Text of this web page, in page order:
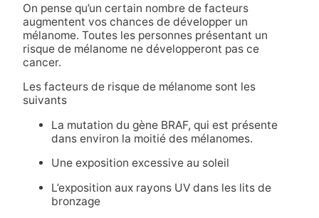
On pense qu’un certain nombre de facteurs
augmentent vos chances de développer un
mélanome. Toutes les personnes présentant un
risque de mélanome ne développeront pas ce
cancer.
Les facteurs de risque de mélanome sont les
suivants
La mutation du gène BRAF, qui est présente
dans environ la moitié des mélanomes.
Une exposition excessive au soleil
L’exposition aux rayons UV dans les lits de
bronzage